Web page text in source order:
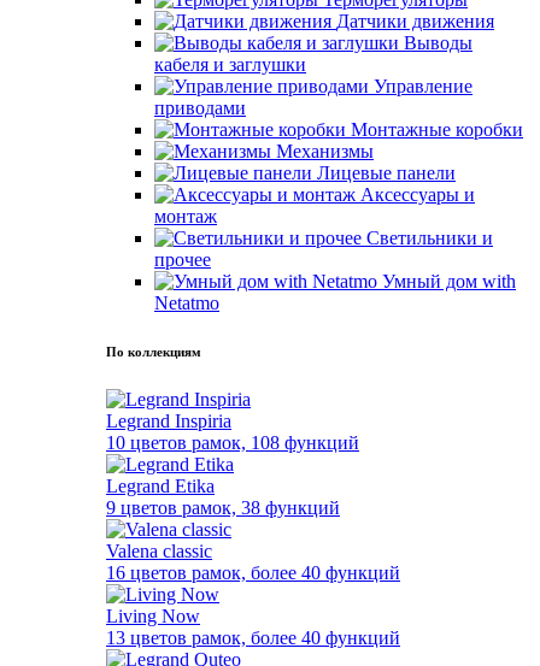
Датчики движения
Выводы
кабеля и заглушки
Управление
приводами
Монтажные коробки
Механизмы
Лицевые панели
Аксессуары и
монтаж
Светильники и
прочее
Умный дом with
Netatmo
По коллекциям
Legrand Inspiria
10 цветов рамок, 108 функций
Legrand Etika
9 цветов рамок, 38 функций
Valena classic
16 цветов рамок, более 40 функций
Living Now
13 цветов рамок, более 40 функций